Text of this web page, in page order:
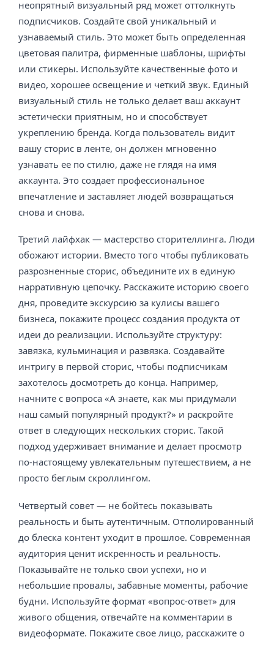
неопрятный визуальный ряд может оттолкнуть
подписчиков. Создайте свой уникальный и
узнаваемый стиль. Это может быть определенная
цветовая палитра, фирменные шаблоны, шрифты
или стикеры. Используйте качественные фото и
видео, хорошее освещение и четкий звук. Единый
визуальный стиль не только делает ваш аккаунт
эстетически приятным, но и способствует
укреплению бренда. Когда пользователь видит
вашу сторис в ленте, он должен мгновенно
узнавать ее по стилю, даже не глядя на имя
аккаунта. Это создает профессиональное
впечатление и заставляет людей возвращаться
снова и снова.
Третий лайфхак — мастерство сторителлинга. Люди
обожают истории. Вместо того чтобы публиковать
разрозненные сторис, объедините их в единую
нарративную цепочку. Расскажите историю своего
дня, проведите экскурсию за кулисы вашего
бизнеса, покажите процесс создания продукта от
идеи до реализации. Используйте структуру:
завязка, кульминация и развязка. Создавайте
интригу в первой сторис, чтобы подписчикам
захотелось досмотреть до конца. Например,
начните с вопроса «А знаете, как мы придумали
наш самый популярный продукт?» и раскройте
ответ в следующих нескольких сторис. Такой
подход удерживает внимание и делает просмотр
по-настоящему увлекательным путешествием, а не
просто беглым скроллингом.
Четвертый совет — не бойтесь показывать
реальность и быть аутентичным. Отполированный
до блеска контент уходит в прошлое. Современная
аудитория ценит искренность и реальность.
Показывайте не только свои успехи, но и
небольшие провалы, забавные моменты, рабочие
будни. Используйте формат «вопрос-ответ» для
живого общения, отвечайте на комментарии в
видеоформате. Покажите свое лицо, расскажите о